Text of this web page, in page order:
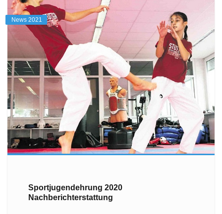
News 2021
Sportjugendehrung 2020
Nachberichterstattung